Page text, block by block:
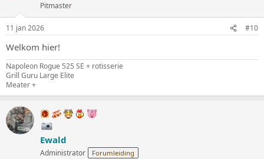
Pitmaster
11 jan 2026 #10
Welkom hier!
Napoleon Rogue 525 SE + rotisserie
Grill Guru Large Elite
Meater +
Ewald
Administrator Forumleiding